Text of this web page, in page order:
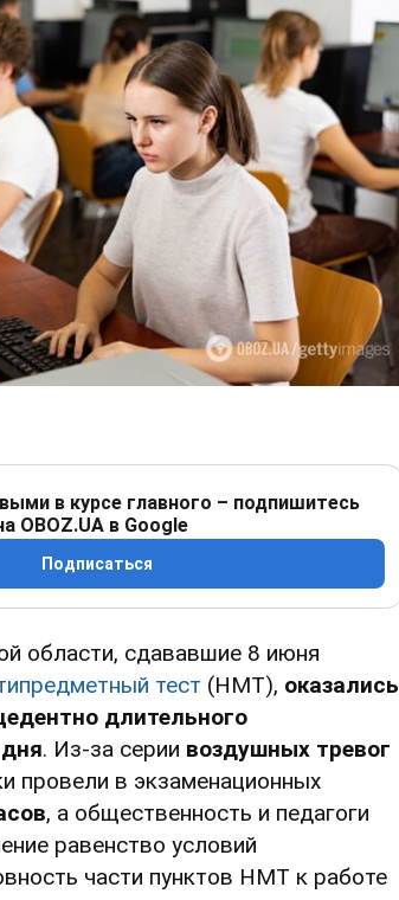
в курсе главного – подпишитесь
OBOZ.UA в Google
Подписаться
области, сдававшие 8 июня
тест (НМТ), оказались
длительного
. Из-за серии воздушных тревог
провели в экзаменационных
, а общественность и педагоги
равенство условий
части пунктов НМТ к работе